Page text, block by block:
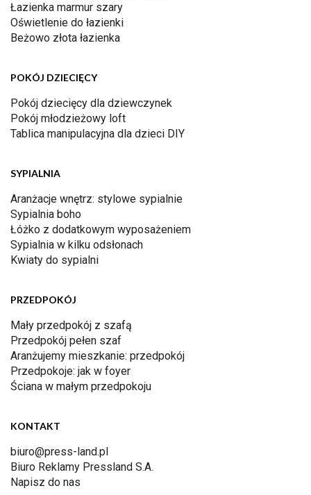
Łazienka marmur szary
Oświetlenie do łazienki
Beżowo złota łazienka
POKÓJ DZIECIĘCY
Pokój dziecięcy dla dziewczynek
Pokój młodzieżowy loft
Tablica manipulacyjna dla dzieci DIY
SYPIALNIA
Aranżacje wnętrz: stylowe sypialnie
Sypialnia boho
Łóżko z dodatkowym wyposażeniem
Sypialnia w kilku odsłonach
Kwiaty do sypialni
PRZEDPOKÓJ
Mały przedpokój z szafą
Przedpokój pełen szaf
Aranżujemy mieszkanie: przedpokój
Przedpokoje: jak w foyer
Ściana w małym przedpokoju
KONTAKT
biuro@press-land.pl
Biuro Reklamy Pressland S.A.
Napisz do nas